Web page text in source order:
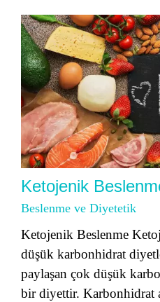
Ketojenik
Beslenme ve Diyetetik
Ketojenik Beslenme
düşük karbonhidrat
paylaşan çok düşük
bir diyettir. Karbonhidrat